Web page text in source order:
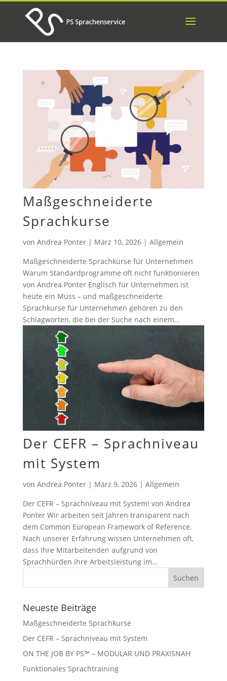
Maßgeschneiderte
Sprachkurse
von Andrea Ponter| März 10, 2026| Allgemein
Maßgeschneiderte Sprachkurse für Unternehmen
Warum Standardprogramme oft nicht funktionieren
von Andrea Ponter Englisch für Unternehmen ist
heute ein Muss – und maßgeschneiderte
Sprachkurse für Unternehmen gehören zu den
Schlagworten, die bei der Suche nach einem...
Der CEFR – Sprachniveau
mit System
von Andrea Ponter| März 9, 2026| Allgemein
Der CEFR – Sprachniveau mit System! von Andrea
Ponter Wir arbeiten seit Jahren transparent nach
dem Common European Framework of Reference.
Nach unserer Erfahrung wissen Unternehmen oft,
dass Ihre Mitarbeitenden aufgrund von
Sprachhürden ihre Arbeitsleistung im...
Neueste Beiträge
Maßgeschneiderte Sprachkurse
Der CEFR – Sprachniveau mit System
ON THE JOB BY PS™ – MODULAR UND PRAXISNAH
Funktionales Sprachtraining